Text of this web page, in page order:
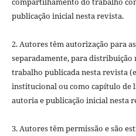
publicação inicial nesta revista.
2. Autores têm autorização para
separadamente, para distribuição
trabalho publicada nesta revista
institucional ou como capítulo de
autoria e publicação inicial nesta
3. Autores têm permissão e são